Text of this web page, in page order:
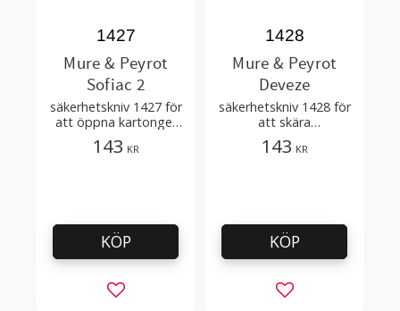
Mure & Peyrot
Sofiac 2
säkerhetskniv 1427 för
att öppna kartonger
och förpackningar
1427
143 KR
Lägg till i favoriter
KÖP
Mure & Peyrot
Deveze
säkerhetskniv 1428 för
att skära
förpackningskanter och
tunna kartongrör
1428
143 KR
Lägg till i
KÖP